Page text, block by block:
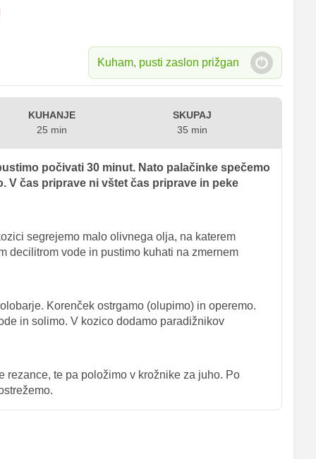
Kuham, pusti zaslon prižgan
KUHANJE
25 min
SKUPAJ
35 min
počivati 30 minut. Nato palačinke spečemo
V čas priprave ni vštet čas priprave in peke
segrejemo malo olivnega olja, na katerem
decilitrom vode in pustimo kuhati na zmernem
Korenček ostrgamo (olupimo) in operemo.
in solimo. V kozico dodamo paradižnikov
te pa položimo v krožnike za juho. Po